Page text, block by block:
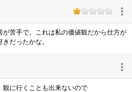
が苦手で。これは私の価値観だから仕方が
だったかな。
に行くことも出来ないので